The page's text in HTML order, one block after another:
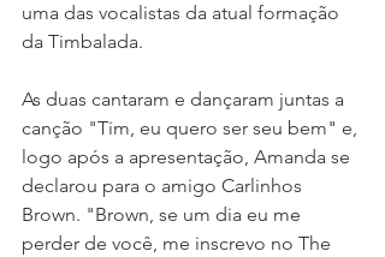
uma das vocalistas da atual formação
da Timbalada.
As duas cantaram e dançaram juntas a
canção "Tim, eu quero ser seu bem" e,
logo após a apresentação, Amanda se
declarou para o amigo Carlinhos
Brown. "Brown, se um dia eu me
perder de você, me inscrevo no The